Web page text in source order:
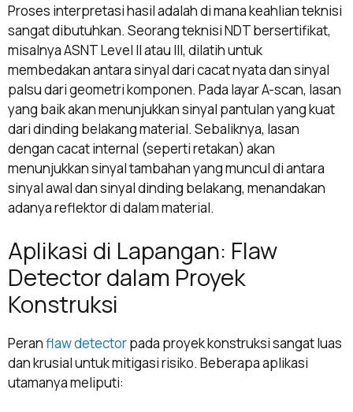
Proses interpretasi hasil adalah di mana keahlian teknisi
sangat dibutuhkan. Seorang teknisi NDT bersertifikat,
misalnya ASNT Level II atau III, dilatih untuk
membedakan antara sinyal dari cacat nyata dan sinyal
palsu dari geometri komponen. Pada layar A-scan, lasan
yang baik akan menunjukkan sinyal pantulan yang kuat
dari dinding belakang material. Sebaliknya, lasan
dengan cacat internal (seperti retakan) akan
menunjukkan sinyal tambahan yang muncul di antara
sinyal awal dan sinyal dinding belakang, menandakan
adanya reflektor di dalam material.
Aplikasi di Lapangan: Flaw
Detector dalam Proyek
Konstruksi
Peranflaw detectorpada proyek konstruksi sangat luas
dan krusial untuk mitigasi risiko. Beberapa aplikasi
utamanya meliputi: